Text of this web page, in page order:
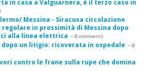
in casa a Valguarnera, è il terzo caso in
Messina - Siracusa circolazione
in prossimità di Messina dopo
alla linea elettrica - (0 commenti)
un litigio: ricoverata in ospedale - (0
contro le frane sulla rupe che domina